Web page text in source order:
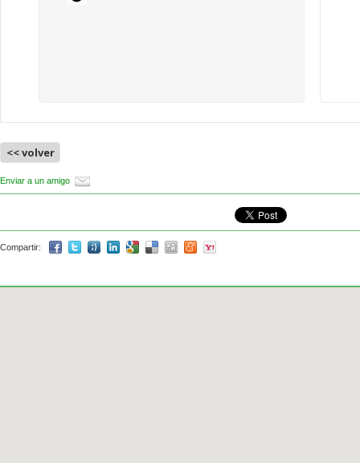
<< volver
Enviar a un amigo
Compartir: